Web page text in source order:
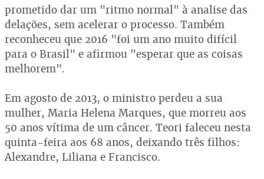
prometido dar um "ritmo normal" à analise das
delações, sem acelerar o processo. Também
reconheceu que 2016 "foi um ano muito difícil
para o Brasil" e afirmou "esperar que as coisas
melhorem".
Em agosto de 2013, o ministro perdeu a sua
mulher, Maria Helena Marques, que morreu aos
50 anos vítima de um câncer. Teori faleceu nesta
quinta-feira aos 68 anos, deixando três filhos:
Alexandre, Liliana e Francisco.